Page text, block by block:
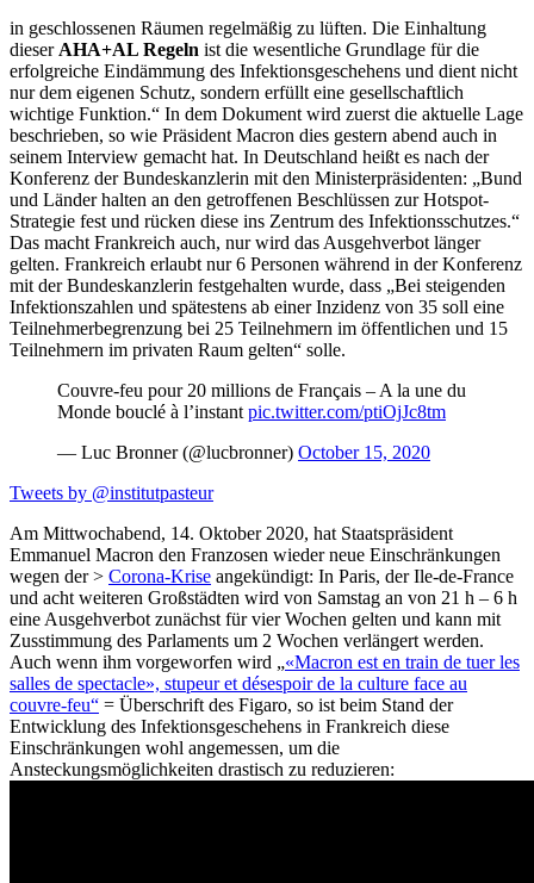
in geschlossenen Räumen regelmäßig zu lüften. Die Einhaltung
dieser AHA+AL Regeln ist die wesentliche Grundlage für die
erfolgreiche Eindämmung des Infektionsgeschehens und dient nicht
nur dem eigenen Schutz, sondern erfüllt eine gesellschaftlich
wichtige Funktion.“ In dem Dokument wird zuerst die aktuelle Lage
beschrieben, so wie Präsident Macron dies gestern abend auch in
seinem Interview gemacht hat. In Deutschland heißt es nach der
Konferenz der Bundeskanzlerin mit den Ministerpräsidenten: „Bund
und Länder halten an den getroffenen Beschlüssen zur Hotspot-
Strategie fest und rücken diese ins Zentrum des Infektionsschutzes.“
Das macht Frankreich auch, nur wird das Ausgehverbot länger
gelten. Frankreich erlaubt nur 6 Personen während in der Konferenz
mit der Bundeskanzlerin festgehalten wurde, dass „Bei steigenden
Infektionszahlen und spätestens ab einer Inzidenz von 35 soll eine
Teilnehmerbegrenzung bei 25 Teilnehmern im öffentlichen und 15
Teilnehmern im privaten Raum gelten“ solle.
Couvre-feu pour 20 millions de Français – A la une du
Monde bouclé à l’instant pic.twitter.com/ptiOjJc8tm
— Luc Bronner (@lucbronner) October 15, 2020
Tweets by @institutpasteur
Am Mittwochabend, 14. Oktober 2020, hat Staatspräsident
Emmanuel Macron den Franzosen wieder neue Einschränkungen
wegen der > Corona-Krise angekündigt: In Paris, der Ile-de-France
und acht weiteren Großstädten wird von Samstag an von 21 h – 6 h
eine Ausgehverbot zunächst für vier Wochen gelten und kann mit
Zusstimmung des Parlaments um 2 Wochen verlängert werden.
Auch wenn ihm vorgeworfen wird „«Macron est en train de tuer les
salles de spectacle», stupeur et désespoir de la culture face au
couvre-feu“ = Überschrift des Figaro, so ist beim Stand der
Entwicklung des Infektionsgeschehens in Frankreich diese
Einschränkungen wohl angemessen, um die
Ansteckungsmöglichkeiten drastisch zu reduzieren: